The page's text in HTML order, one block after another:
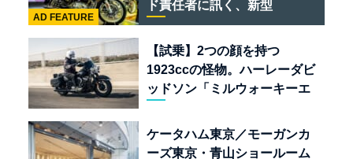
ド責任者に訊く、新型
「BULLET 650」と“時間の
質”を愛する理由
AD FEATURE
【試乗】2つの顔を持つ
1923ccの怪物。ハーレーダビ
ッドソン「ミルウォーキーエ
ケータハム東京／モーガンカ
ーズ東京・青山ショールーム